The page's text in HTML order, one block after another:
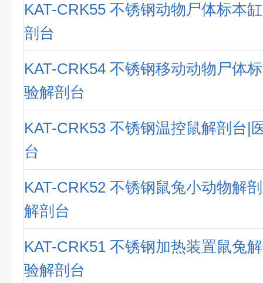
KAT-CRK55 不锈钢动物尸体标本
剖台
KAT-CRK54 不锈钢移动动物尸体
验解剖台
KAT-CRK53 不锈钢温控鼠解剖台|
台
KAT-CRK52 不锈钢鼠兔小动物解
解剖台
KAT-CRK51 不锈钢加热装置鼠兔
验解剖台